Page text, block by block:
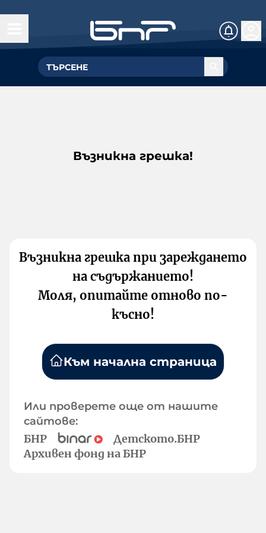
Възникна грешка!
Възникна грешка при зареждането
на съдържанието!
Моля, опитайте отново по-
късно!
Към начална страница
Или проверете още от нашите
сайтове:
БНР
Детското.БНР
Архивен фонд на БНР